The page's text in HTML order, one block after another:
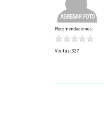
Recomendaciones:
Visitas: 327